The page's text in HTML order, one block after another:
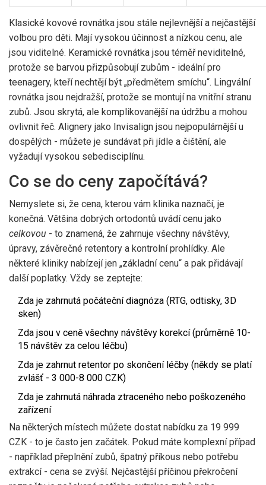
Klasické kovové rovnátka jsou stále nejlevnější a nejčastější
volbou pro děti. Mají vysokou účinnost a nízkou cenu, ale
jsou viditelné. Keramické rovnátka jsou téměř neviditelné,
protože se barvou přizpůsobují zubům - ideální pro
teenagery, kteří nechtějí být „předmětem smíchu“. Lingvální
rovnátka jsou nejdražší, protože se montují na vnitřní stranu
zubů. Jsou skrytá, ale komplikovanější na údržbu a mohou
ovlivnit řeč. Alignery jako Invisalign jsou nejpopulárnější u
dospělých - můžete je sundávat při jídle a čištění, ale
vyžadují vysokou sebedisciplínu.
Co se do ceny započítává?
Nemyslete si, že cena, kterou vám klinika naznačí, je
konečná. Většina dobrých ortodontů uvádí cenu jako
celkovou - to znamená, že zahrnuje všechny návštěvy,
úpravy, závěrečné retentory a kontrolní prohlídky. Ale
některé kliniky nabízejí jen „základní cenu“ a pak přidávají
další poplatky. Vždy se zeptejte:
Zda je zahrnutá počáteční diagnóza (RTG, odtisky, 3D
sken)
Zda jsou v ceně všechny návštěvy korekcí (průměrně 10-
15 návštěv za celou léčbu)
Zda je zahrnut retentor po skončení léčby (někdy se platí
zvlášť - 3 000-8 000 CZK)
Zda je zahrnutá náhrada ztraceného nebo poškozeného
zařízení
Na některých místech můžete dostat nabídku za 19 999
CZK - to je často jen začátek. Pokud máte komplexní případ
- například přeplnění zubů, špatný příkous nebo potřebu
extrakcí - cena se zvýší. Nejčastější příčinou překročení